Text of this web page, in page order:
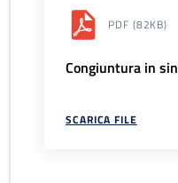
PDF (82KB)
Congiuntura in
SCARICA FILE